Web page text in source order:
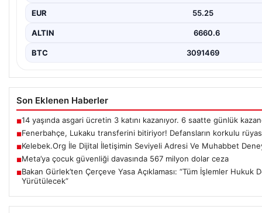
EUR 55.25
ALTIN 6660.6
BTC 3091469
Son Eklenen Haberler
■14 yaşında asgari ücretin 3 katını kazanıyor. 6 saatte günlük
■Fenerbahçe, Lukaku transferini bitiriyor! Defansların korkulu
■Kelebek.Org İle Dijital İletişimin Seviyeli Adresi Ve Muhabbet
■Meta’ya çocuk güvenliği davasında 567 milyon dolar ceza
■Bakan Gürlek’ten Çerçeve Yasa Açıklaması: “Tüm İşlemler
Yürütülecek”